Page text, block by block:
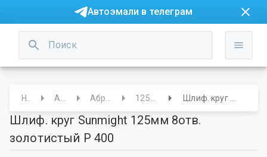
Автоэмали в телеграм
Шлиф. круг Sunmight 125мм 8отв.
золотистый Р 400